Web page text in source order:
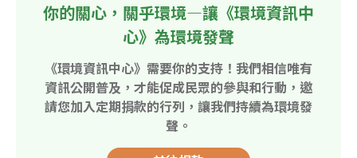
你的關心，關乎環境—讓《環境資訊中
心》為環境發聲
《環境資訊中心》需要你的支持！我們相信唯有
資訊公開普及，才能促成民眾的參與和行動，邀
請您加入定期捐款的行列，讓我們持續為環境發
聲。